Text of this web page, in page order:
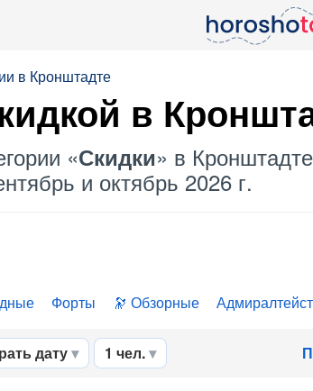
в Кронштадте
в
«Скидки» в
и октябрь 2026 г.
Форты Обзорные
дату 1 чел.